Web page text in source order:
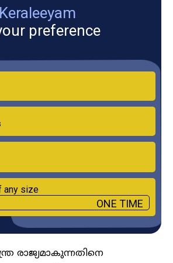
preference
any size
ONE TIME
രാജ്യമാകുന്നതിനെ